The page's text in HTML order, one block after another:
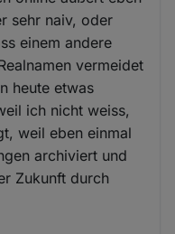
sehr naiv, oder
einem andere
vermeidet
heute etwas
ich nicht weiss,
weil eben einmal
archiviert und
Zukunft durch